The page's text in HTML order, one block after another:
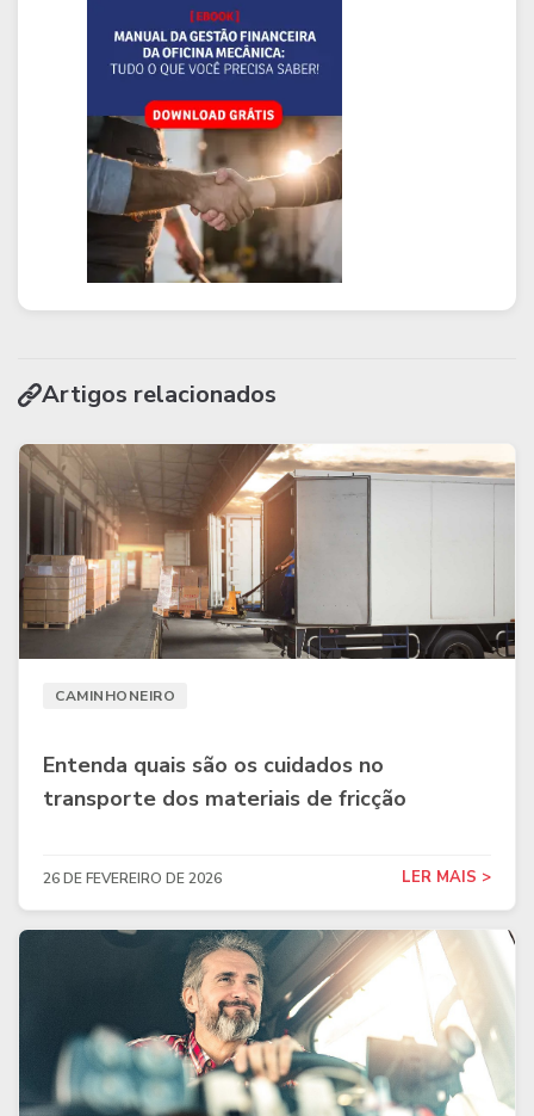
Artigos relacionados
CAMINHONEIRO
Entenda quais são os cuidados no
transporte dos materiais de fricção
26 DE FEVEREIRO DE 2026 LER MAIS >